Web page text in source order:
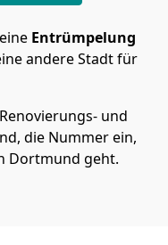
Entrümpelung
andere Stadt für
und
die Nummer ein,
Dortmund geht.